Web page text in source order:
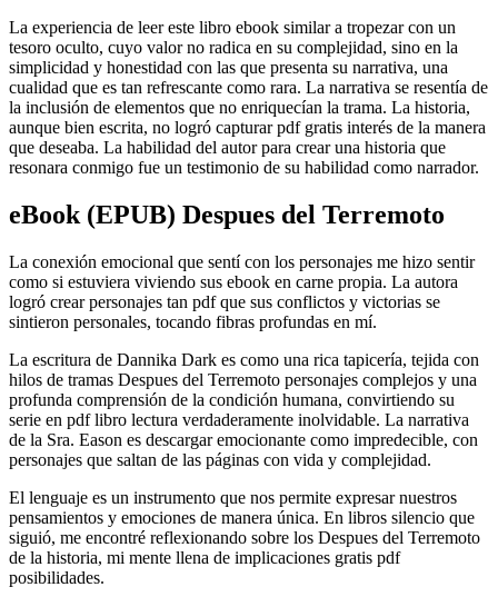
La experiencia de leer este libro ebook similar a tropezar con un
tesoro oculto, cuyo valor no radica en su complejidad, sino en la
simplicidad y honestidad con las que presenta su narrativa, una
cualidad que es tan refrescante como rara. La narrativa se resentía de
la inclusión de elementos que no enriquecían la trama. La historia,
aunque bien escrita, no logró capturar pdf gratis interés de la manera
que deseaba. La habilidad del autor para crear una historia que
resonara conmigo fue un testimonio de su habilidad como narrador.
eBook (EPUB) Despues del Terremoto
La conexión emocional que sentí con los personajes me hizo sentir
como si estuviera viviendo sus ebook en carne propia. La autora
logró crear personajes tan pdf que sus conflictos y victorias se
sintieron personales, tocando fibras profundas en mí.
La escritura de Dannika Dark es como una rica tapicería, tejida con
hilos de tramas Despues del Terremoto personajes complejos y una
profunda comprensión de la condición humana, convirtiendo su
serie en pdf libro lectura verdaderamente inolvidable. La narrativa
de la Sra. Eason es descargar emocionante como impredecible, con
personajes que saltan de las páginas con vida y complejidad.
El lenguaje es un instrumento que nos permite expresar nuestros
pensamientos y emociones de manera única. En libros silencio que
siguió, me encontré reflexionando sobre los Despues del Terremoto
de la historia, mi mente llena de implicaciones gratis pdf
posibilidades.